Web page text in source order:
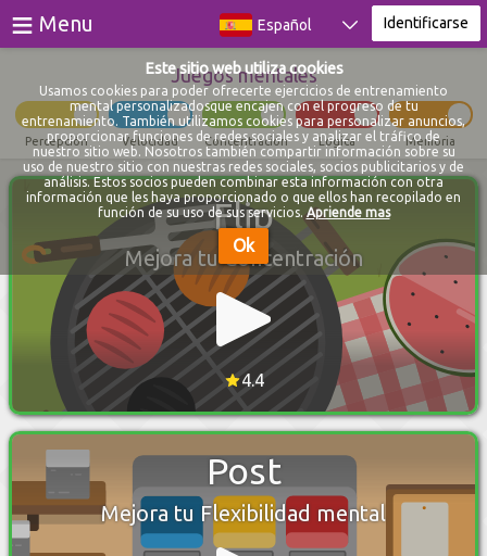
Juegos
Testes
Blog
Sobre
Identificarse
Registrarse
≡ Menu Español Identificarse
Juegos mentales
Percepción Velocidad Concentración Logica Memoria
Flip
Mejora tu Concentración
4.4
Post
Mejora tu Flexibilidad mental
Este sitio web utiliza cookies
Usamos cookies para poder ofrecerte ejercicios de entrenamiento
mental personalizadosque encajen con el progreso de tu
entrenamiento. También utilizamos cookies para personalizar anuncios,
proporcionar funciones de redes sociales y analizar el tráfico de
nuestro sitio web. Nosotros también compartir información sobre su
uso de nuestro sitio con nuestras redes sociales, socios publicitarios y de
análisis. Estos socios pueden combinar esta información con otra
información que les haya proporcionado o que ellos han recopilado en
función de su uso de sus servicios. Apriende mas
Ok